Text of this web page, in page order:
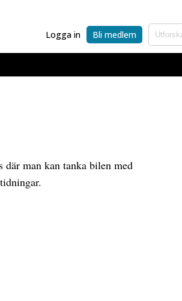
Logga in Bli medlem
där man kan tanka bilen med